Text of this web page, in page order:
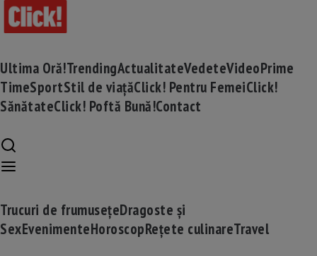
Ultima Oră!TrendingActualitateVedeteVideoPrime
TimeSportStil de viațăClick! Pentru FemeiClick!
SănătateClick! Poftă Bună!Contact
Trucuri de frumusețeDragoste și
SexEvenimenteHoroscopRețete culinareTravel